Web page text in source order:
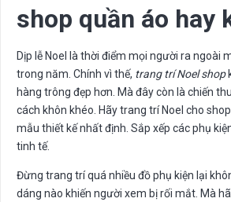
shop quần áo hay
Dịp lễ Noel là thời điểm mọi người ra ngoài
trong năm. Chính vì thế, trang trí Noel shop
hàng trông đẹp hơn. Mà đây còn là chiến
cách khôn khéo. Hãy trang trí Noel cho
mẫu thiết kế nhất định. Sắp xếp các phụ
tinh tế.
Đừng trang trí quá nhiều đồ phụ kiện lại
dáng nào khiến người xem bị rối mắt. Mà